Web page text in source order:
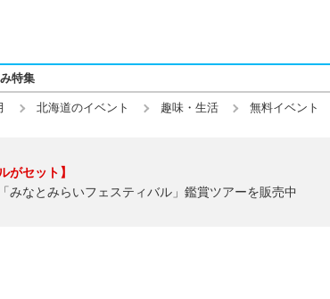
特集
北海道のイベント 趣味・生活 無料イベント
がセット】
みなとみらいフェスティバル」鑑賞ツアーを販売中